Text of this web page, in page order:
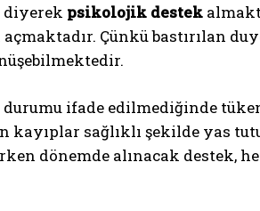
diyerek psikolojik destek
Çünkü bastırılan
durumu ifade edilmediğinde
sağlıklı şekilde yas
dönemde alınacak destek,